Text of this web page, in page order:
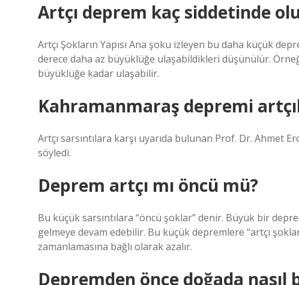
Artçı deprem kaç siddetinde
Artçı Şokların Yapısı Ana şoku izleyen bu daha küçük
derece daha az büyüklüğe ulaşabildikleri düşünülür.
büyüklüğe kadar ulaşabilir.
Kahramanmaraş depremi
Artçı sarsıntılara karşı uyarıda bulunan Prof. Dr. Ahmet
söyledi.
Deprem artçı mı öncü mü?
Bu küçük sarsıntılara “öncü şoklar” denir. Büyük bir
gelmeye devam edebilir. Bu küçük depremlere “artçı
zamanlamasına bağlı olarak azalır.
Depremden önce doğada